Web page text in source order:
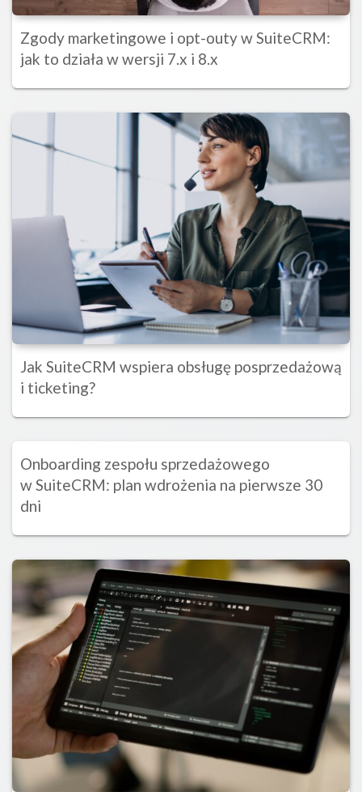
Zgody marketingowe i opt-outy w SuiteCRM:
jak to działa w wersji 7.x i 8.x
Jak SuiteCRM wspiera obsługę posprzedażową
i ticketing?
Onboarding zespołu sprzedażowego
w SuiteCRM: plan wdrożenia na pierwsze 30
dni